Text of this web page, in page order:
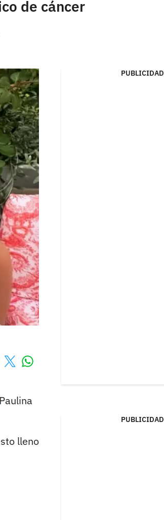
de cáncer
Paulina
lleno
PUBLICIDAD
PUBLICIDAD